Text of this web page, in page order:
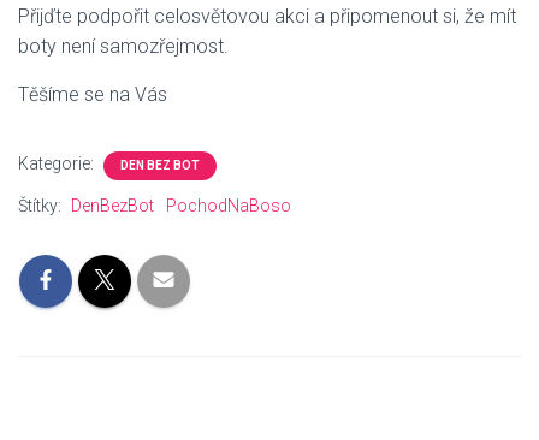
Přijďte podpořit celosvětovou akci a připomenout si, že mít
boty není samozřejmost.
Těšíme se na Vás
Kategorie: DEN BEZ BOT
Štítky: DenBezBot PochodNaBoso